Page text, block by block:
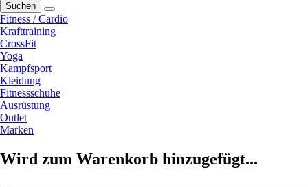
Suchen
Fitness / Cardio
Krafttraining
CrossFit
Yoga
Kampfsport
Kleidung
Fitnessschuhe
Ausrüstung
Outlet
Marken
Wird zum Warenkorb hinzugefügt...